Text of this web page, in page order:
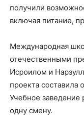
получили
включая питание,
Международная
отечественными
Исроилом и
проекта
Учебное заведение
одну смену.